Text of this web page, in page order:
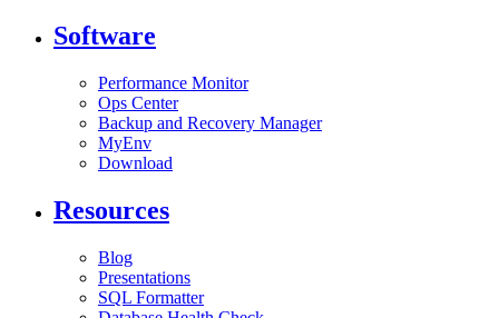
Software
Performance Monitor
Ops Center
Backup and Recovery Manager
MyEnv
Download
Resources
Blog
Presentations
SQL Formatter